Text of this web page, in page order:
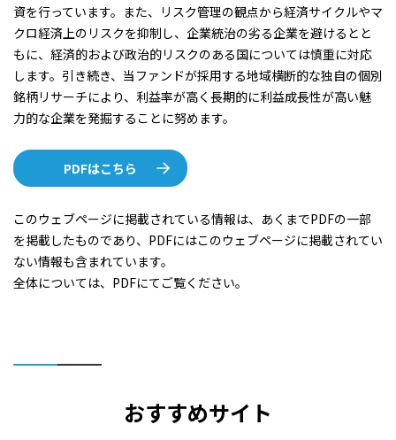
資を行っています。また、リスク管理の観点から経済サイクルやマ
クロ経済上のリスクを抑制し、企業統治の劣る企業を避けるとと
もに、経済的および政治的リスクのある国については慎重に対応
します。引き続き、当ファンドが採用する地域横断的な独自の個別
銘柄リサーチにより、利益率が高く長期的に利益成長性が高い魅
力的な企業を発掘することに努めます。
PDFはこちら
このウェブページに掲載されている情報は、あくまでPDFの一部
を掲載したものであり、PDFにはこのウェブページに掲載されてい
ない情報も含まれています。
全体については、PDFにてご覧ください。
おすすめサイト